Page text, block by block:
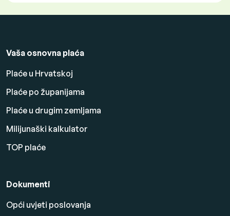
Vaša osnovna plaća
Plaće u Hrvatskoj
Plaće po županijama
Plaće u drugim zemljama
Milijunaški kalkulator
TOP plaće
Dokumenti
Opći uvjeti poslovanja